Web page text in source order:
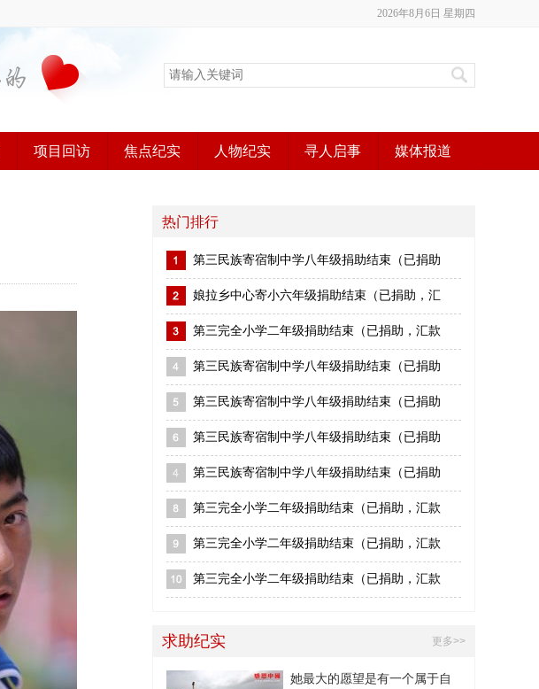
2026年8月6日 星期四
项目回访 焦点纪实 人物纪实 寻人启事 媒体报道
热门排行
第三民族寄宿制中学八年级捐助结束（已捐助
娘拉乡中心寄小六年级捐助结束（已捐助，汇
第三完全小学二年级捐助结束（已捐助，汇款
第三民族寄宿制中学八年级捐助结束（已捐助
第三民族寄宿制中学八年级捐助结束（已捐助
第三民族寄宿制中学八年级捐助结束（已捐助
第三民族寄宿制中学八年级捐助结束（已捐助
第三完全小学二年级捐助结束（已捐助，汇款
第三完全小学二年级捐助结束（已捐助，汇款
第三完全小学二年级捐助结束（已捐助，汇款
更多>>
求助纪实
她最大的愿望是有一个属于自